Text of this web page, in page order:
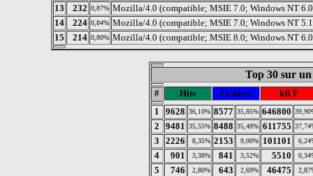
13
232 0,87% Mozilla/4.0 (compatible; MSIE 7.0; Windows NT
14
224 0,84% Mozilla/4.0 (compatible; MSIE 7.0; Windows NT
15
214 0,80% Mozilla/4.0 (compatible; MSIE 8.0; Windows NT
Top 30 sur
# Hits Fichiers
kB F
1
9628 36,10% 8577 35,85% 646800
2 9481 35,55% 8488 35,48% 611755
3 2226 8,35% 2153 9,00% 101101
4 901 3,38% 841 3,52% 5510
5 746 2,80% 643 2,69% 46475